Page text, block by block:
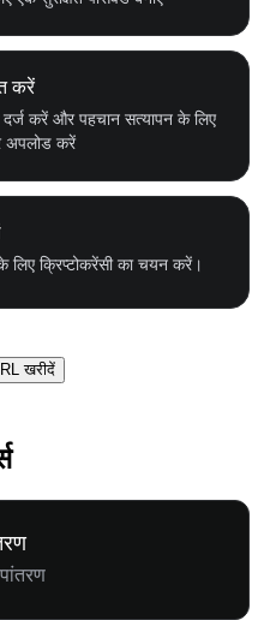
करें
दर्ज करें और पहचान सत्यापन के लिए
अपलोड करें
लिए क्रिप्टोकरेंसी का चयन करें।
खरीदें